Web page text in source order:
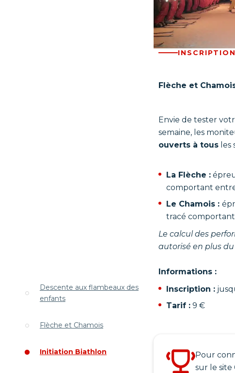
Descente aux flambeaux des
enfants
Flèche et Chamois
Initiation Biathlon
Flèche et
Envie de tester
semaine, les
ouverts à tous
La Flèche :
comportant
Le Chamois :
tracé
Le calcul des
autorisé en plus
Informations :
Inscription :
Tarif : 9 €
Pour
sur le site